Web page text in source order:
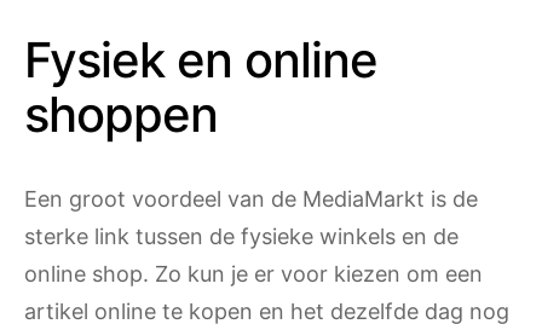
Fysiek en online
shoppen
Een groot voordeel van de MediaMarkt is de
sterke link tussen de fysieke winkels en de
online shop. Zo kun je er voor kiezen om een
artikel online te kopen en het dezelfde dag nog